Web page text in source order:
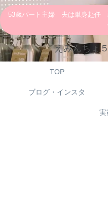
53歳パート主婦 夫は単身赴任
えみんちょ
TOP
ブログ・インスタ
実